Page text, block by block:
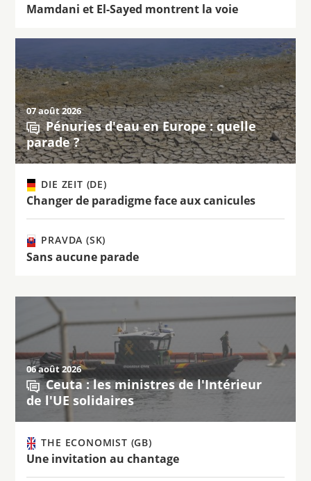
Mamdani et El-Sayed montrent la voie
07 août 2026
Pénuries d'eau en Europe : quelle
parade ?
DIE ZEIT (DE)
Changer de paradigme face aux canicules
PRAVDA (SK)
Sans aucune parade
06 août 2026
Ceuta : les ministres de l'Intérieur
de l'UE solidaires
THE ECONOMIST (GB)
Une invitation au chantage